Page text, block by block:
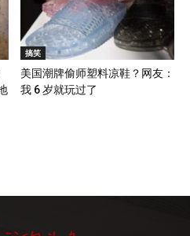
搞笑
美国潮牌偷师塑料凉鞋？网友：
我 6 岁就玩过了